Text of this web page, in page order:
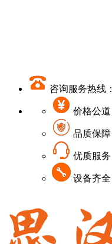
咨询服务热线：
价格公道
品质保障
优质服务
设备齐全